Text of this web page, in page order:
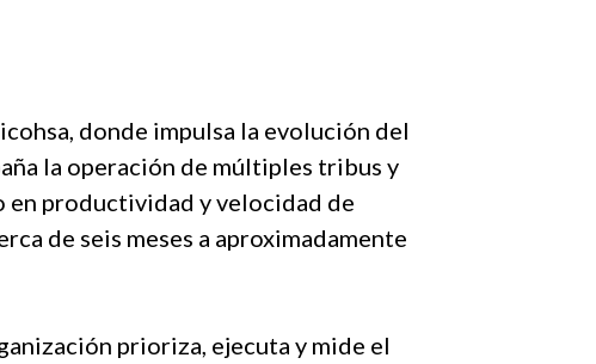
donde impulsa la evolución del
la operación de múltiples tribus y
en productividad y velocidad de
de seis meses a aproximadamente
prioriza, ejecuta y mide el